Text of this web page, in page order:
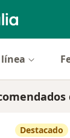
Destacado